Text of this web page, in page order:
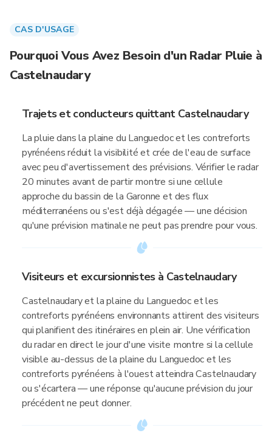
CAS D'USAGE
Pourquoi Vous Avez Besoin d'un Radar Pluie à
Castelnaudary
Trajets et conducteurs quittant Castelnaudary
La pluie dans la plaine du Languedoc et les contreforts
pyrénéens réduit la visibilité et crée de l'eau de surface
avec peu d'avertissement des prévisions. Vérifier le radar
20 minutes avant de partir montre si une cellule
approche du bassin de la Garonne et des flux
méditerranéens ou s'est déjà dégagée — une décision
qu'une prévision matinale ne peut pas prendre pour vous.
Visiteurs et excursionnistes à Castelnaudary
Castelnaudary et la plaine du Languedoc et les
contreforts pyrénéens environnants attirent des visiteurs
qui planifient des itinéraires en plein air. Une vérification
du radar en direct le jour d'une visite montre si la cellule
visible au-dessus de la plaine du Languedoc et les
contreforts pyrénéens à l'ouest atteindra Castelnaudary
ou s'écartera — une réponse qu'aucune prévision du jour
précédent ne peut donner.